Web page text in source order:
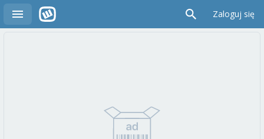
Zaloguj się